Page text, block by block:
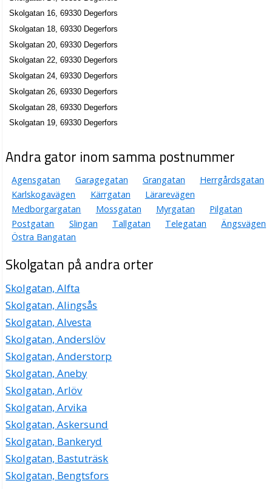
Skolgatan 16, 69330 Degerfors
Skolgatan 18, 69330 Degerfors
Skolgatan 20, 69330 Degerfors
Skolgatan 22, 69330 Degerfors
Skolgatan 24, 69330 Degerfors
Skolgatan 26, 69330 Degerfors
Skolgatan 28, 69330 Degerfors
Skolgatan 19, 69330 Degerfors
Andra gator inom samma postnummer
Agensgatan Garagegatan Grangatan
Herrgårdsgatan
Karlskogavägen
Kärrgatan
Lärarevägen
Medborgargatan
Mossgatan Myrgatan
Pilgatan
Postgatan
Slingan Tallgatan Telegatan
Ängsvägen
Östra Bangatan
Skolgatan på andra orter
Skolgatan, Alfta
Skolgatan, Alingsås
Skolgatan, Alvesta
Skolgatan, Anderslöv
Skolgatan, Anderstorp
Skolgatan, Aneby
Skolgatan, Arlöv
Skolgatan, Arvika
Skolgatan, Askersund
Skolgatan, Bankeryd
Skolgatan, Bastuträsk
Skolgatan, Bengtsfors